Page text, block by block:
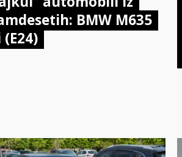
BMW M635
(E24)